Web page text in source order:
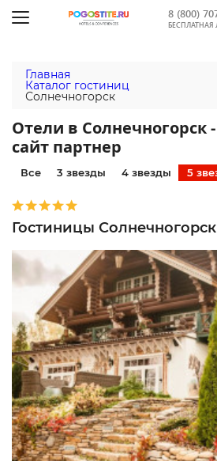
8 (800)
БЕСПЛАТНАЯ
Главная
Каталог гостиниц
Солнечногорск
Отели в
сайт партнер
Все 3 звезды 4 звезды 5
Гостиницы